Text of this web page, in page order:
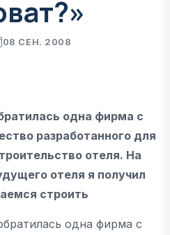
08 СЕН. 2008
одна фирма с
разработанного для
отеля. На
отеля я получил
строить
одна фирма с